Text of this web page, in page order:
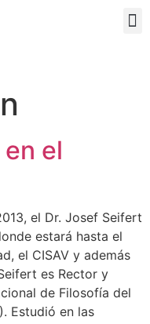
el
el Dr. Josef Seifert
estará hasta el
el CISAV y además
es Rector y
de Filosofía del
Estudió en las